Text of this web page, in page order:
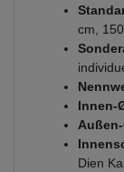
cm,
Innen-
Dien